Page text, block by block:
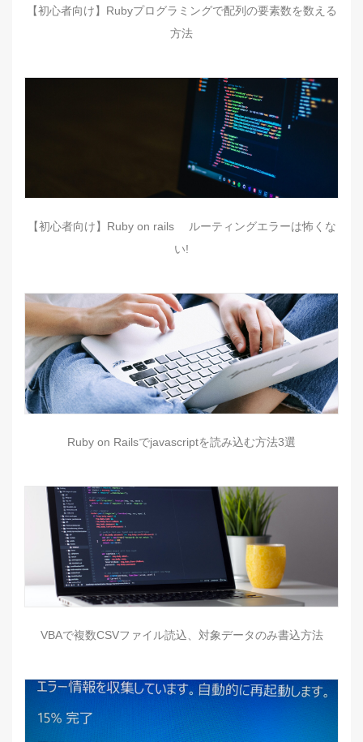
【初心者向け】Rubyプログラミングで配列の要素数を数える
方法
【初心者向け】Ruby on rails ルーティングエラーは怖くな
い!
Ruby on Railsでjavascriptを読み込む方法3選
VBAで複数CSVファイル読込、対象データのみ書込方法